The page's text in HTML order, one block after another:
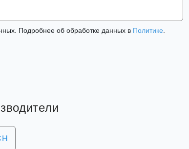
Подробнее об обработке данных в Политике